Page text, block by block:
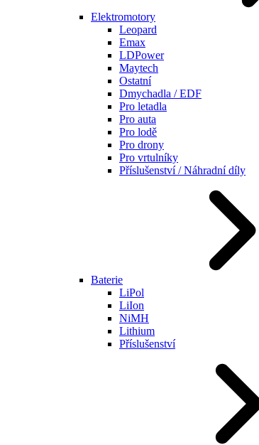
Elektromotory
Leopard
Emax
LDPower
Maytech
Ostatní
Dmychadla / EDF
Pro letadla
Pro auta
Pro lodě
Pro drony
Pro vrtulníky
Příslušenství / Náhradní díly
Baterie
LiPol
LiIon
NiMH
Lithium
Příslušenství